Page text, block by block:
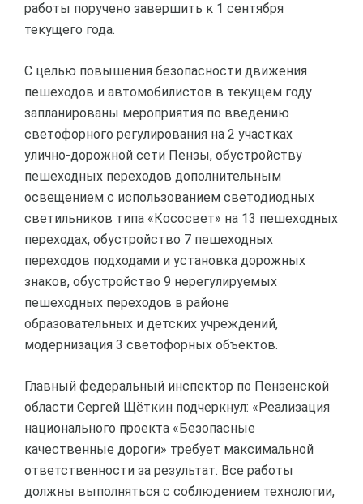
работы поручено завершить к 1 сентября
текущего года.
С целью повышения безопасности движения
пешеходов и автомобилистов в текущем году
запланированы мероприятия по введению
светофорного регулирования на 2 участках
улично-дорожной сети Пензы, обустройству
пешеходных переходов дополнительным
освещением с использованием светодиодных
светильников типа «Кососвет» на 13 пешеходных
переходах, обустройство 7 пешеходных
переходов подходами и установка дорожных
знаков, обустройство 9 нерегулируемых
пешеходных переходов в районе
образовательных и детских учреждений,
модернизация 3 светофорных объектов.
Главный федеральный инспектор по Пензенской
области Сергей Щёткин подчеркнул: «Реализация
национального проекта «Безопасные
качественные дороги» требует максимальной
ответственности за результат. Все работы
должны выполняться с соблюдением технологии,